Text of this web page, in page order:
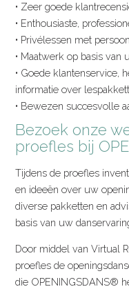
• Zeer goede
• Enthousiaste,
• Privélessen met
• Maatwerk op basis van
• Goede klantenservice,
informatie over
• Bewezen succesvolle
Bezoek onze
proefles bij
Tijdens de proefles
en ideeën over uw
diverse pakketten en
basis van uw
Door middel van Virtual
proefles de
die OPENINGSDANS®